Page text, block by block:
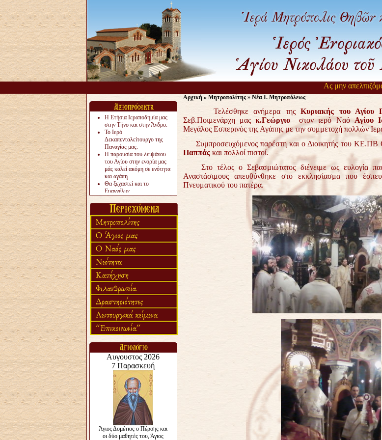
Ας μην
Η Ετήσια Ιεραποδημία μας
στην Τήνο και στην Άνδρο.
Το Ιερό
Δεκαπενταλείτουργο της
Παναγίας μας.
Η παρουσία του λειψάνου
του Αγίου στην ενορία μας
μάς καλεί ακόμη σε ενότητα
και αγάπη.
Θα ξεχαστεί και το
Ευαγγέλιο;
«πολύ αργά».
Ζητείται....
Αρχική» Μητροπολίτης» Νέα Ι. Μητροπόλεως
Τελέσθηκε ανήμερα τηςΚυριακής του Αγίου
Σεβ.Ποιμενάρχη μας κ.Γεώργιοστον ιερό ΝαόΑγίου
Μεγάλος Εσπερινός της Αγάπης με την συμμετοχή πολλών
Συμπροσευχόμενος παρέστη και ο Διοικητής του ΚΕ.ΠΒ
Παππάςκαι πολλοί πιστοί.
Στο τέλος ο Σεβασμιώτατος διένειμε ως ευλογία
Αναστάσιμους απευθύνθηκε στο εκκλησίασμα που
Πνευματικού του πατέρα.